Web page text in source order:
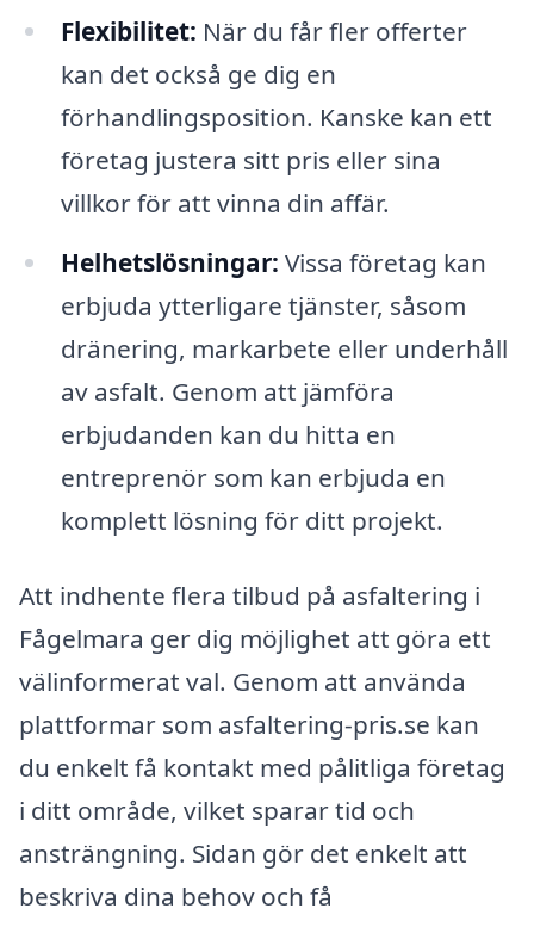
Flexibilitet: När du får fler offerter
kan det också ge dig en
förhandlingsposition. Kanske kan ett
företag justera sitt pris eller sina
villkor för att vinna din affär.
Helhetslösningar: Vissa företag kan
erbjuda ytterligare tjänster, såsom
dränering, markarbete eller underhåll
av asfalt. Genom att jämföra
erbjudanden kan du hitta en
entreprenör som kan erbjuda en
komplett lösning för ditt projekt.
Att indhente flera tilbud på asfaltering i
Fågelmara ger dig möjlighet att göra ett
välinformerat val. Genom att använda
plattformar som asfaltering-pris.se kan
du enkelt få kontakt med pålitliga företag
i ditt område, vilket sparar tid och
ansträngning. Sidan gör det enkelt att
beskriva dina behov och få